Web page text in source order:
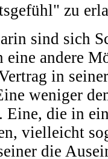
zu
sind sich
eine andere
in
weniger
Eine, die in
vielleicht
die